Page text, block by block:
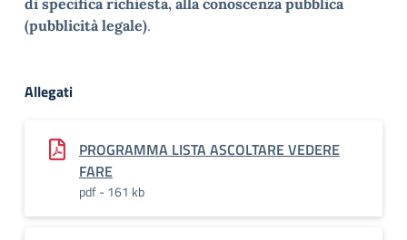
di specifica richiesta, alla conoscenza pubblica
(pubblicità legale).
Allegati
PROGRAMMA LISTA ASCOLTARE VEDERE
FARE
pdf - 161 kb